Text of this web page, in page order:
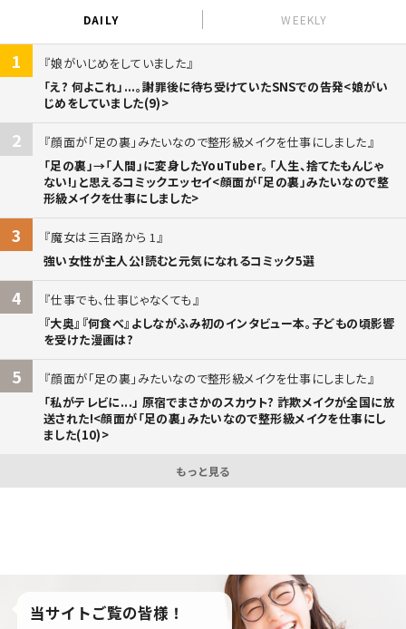
DAILY WEEKLY
1
娘がいじめをしていました
「え? 何よこれ」...。謝罪後に待ち受けていたSNSでの告発<娘がい
じめをしていました(9)>
2
顔面が「足の裏」みたいなので整形級メイクを仕事にしました
「足の裏」→「人間」に変身したYouTuber。「人生、捨てたもんじゃ
ない!」と思えるコミックエッセイ<顔面が「足の裏」みたいなので整
形級メイクを仕事にしました>
3
魔女は三百路から 1
強い女性が主人公!読むと元気になれるコミック5選
4
仕事でも、仕事じゃなくても
『大奥』『何食べ』よしながふみ初のインタビュー本。子どもの頃影響
を受けた漫画は?
5
顔面が「足の裏」みたいなので整形級メイクを仕事にしました
「私がテレビに...」 原宿でまさかのスカウト? 詐欺メイクが全国に放
送された!<顔面が「足の裏」みたいなので整形級メイクを仕事にし
ました(10)>
もっと見る
当サイトご覧の皆様！